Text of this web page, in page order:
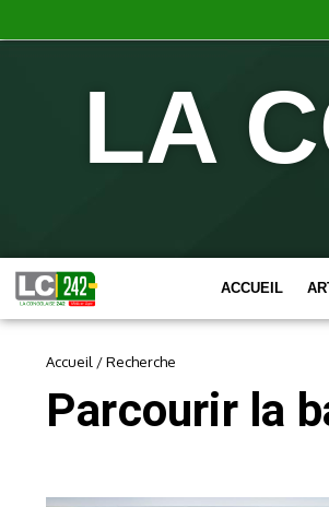
LA
ACCUEIL
Accueil /Recherche
Parcourir la